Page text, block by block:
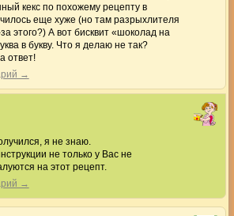
кекс по похожему рецепту в
еще хуже (но там разрыхлителя
этого?) А вот бисквит «шоколад на
в букву. Что я делаю не так?
ответ!
→
я не знаю.
не только у Вас не
на этот рецепт.
→